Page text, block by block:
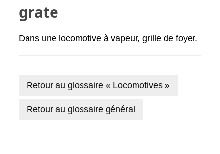
grate
Dans une locomotive à vapeur, grille de foyer.
Retour au glossaire « Locomotives »
Retour au glossaire général